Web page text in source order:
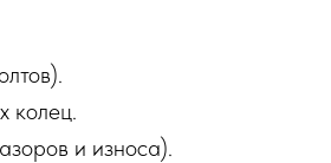
колец.
и износа).